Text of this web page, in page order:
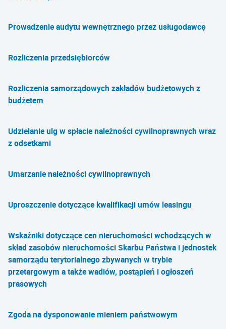
Prowadzenie audytu wewnętrznego przez usługodawcę
Rozliczenia przedsiębiorców
Rozliczenia samorządowych zakładów budżetowych z
budżetem
Udzielanie ulg w spłacie należności cywilnoprawnych wraz
z odsetkami
Umarzanie należności cywilnoprawnych
Uproszczenie dotyczące kwalifikacji umów leasingu
Wskaźniki dotyczące cen nieruchomości wchodzących w
skład zasobów nieruchomości Skarbu Państwa i jednostek
samorządu terytorialnego zbywanych w trybie
przetargowym a także wadiów, postąpień i ogłoszeń
prasowych
Zgoda na dysponowanie mieniem państwowym